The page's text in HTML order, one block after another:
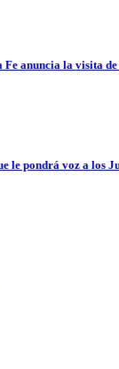
anuncia la visita de
le pondrá voz a los